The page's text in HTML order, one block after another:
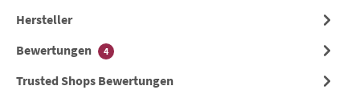
Hersteller
Bewertungen
4
Trusted Shops Bewertungen